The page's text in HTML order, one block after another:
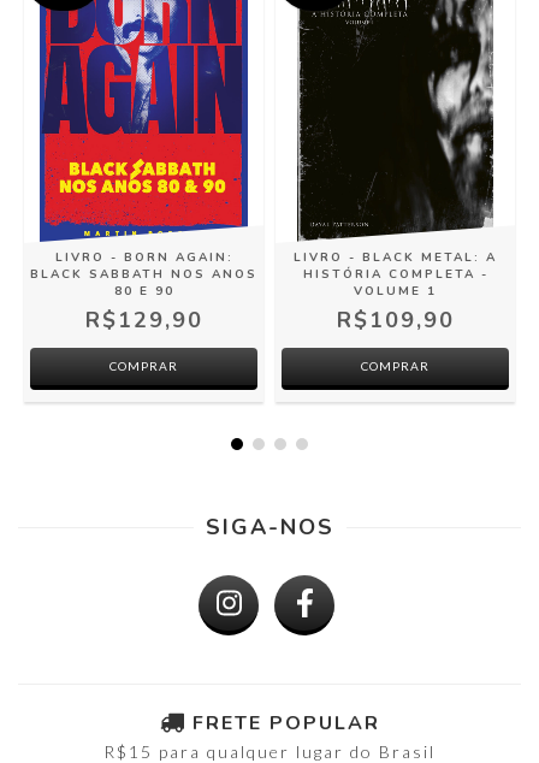
LIVRO - BORN AGAIN:
BLACK SABBATH NOS ANOS
80 E 90
R$129,90
COMPRAR
LIVRO - BLACK METAL: A
HISTÓRIA COMPLETA -
VOLUME 1
R$109,90
COMPRAR
SIGA-NOS
FRETE POPULAR
R$15 para qualquer lugar do Brasil